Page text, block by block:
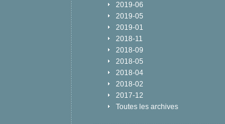
2019-06
2019-05
2019-01
2018-11
2018-09
2018-05
2018-04
2018-02
2017-12
Toutes les archives